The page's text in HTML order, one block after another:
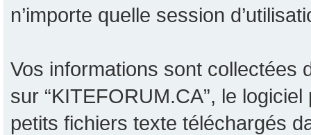
n’importe quelle session
Vos informations sont collectées
sur “KITEFORUM.CA”, le
petits fichiers texte téléchargés